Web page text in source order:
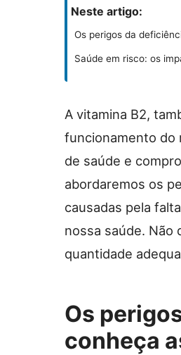
Neste artigo:
Os perigos da
Saúde em risco: os
A vitamina B2,
funcionamento do
de saúde e
abordaremos os
causadas pela
nossa saúde. Não
quantidade
Os
conheça